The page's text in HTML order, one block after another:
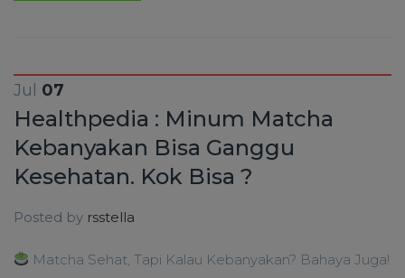
Jul 07
Healthpedia : Minum Matcha
Kebanyakan Bisa Ganggu
Kesehatan. Kok Bisa ?
Posted by rsstella
Matcha Sehat, Tapi Kalau Kebanyakan? Bahaya Juga!